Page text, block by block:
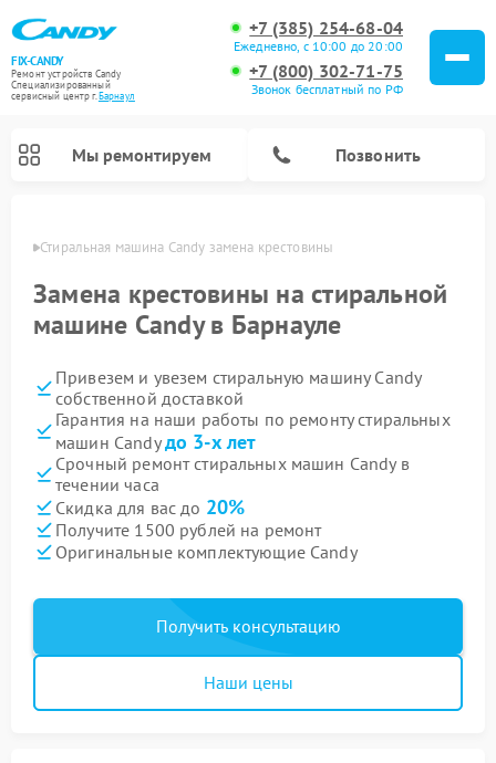
FIX-CANDY
Ремонт устройств Candy
Специализированный
cервисный центр г.Барнаул
+7 (385) 254-68-04
Ежедневно, с 10:00 до 20:00
+7 (800) 302-71-75
Звонок бесплатный по РФ
Мы ремонтируем Позвонить
Стиральная машина Candy замена крестовины
Замена крестовины на стиральной
машине Candy в Барнауле
Привезем и увезем стиральную машину Candy
собственной доставкой
Гарантия на наши работы по ремонту стиральных
машин Candyдо 3-х лет
Срочный ремонт стиральных машин Candy в
течении часа
Скидка для вас до 20%
Получите 1500 рублей на ремонт
Оригинальные комплектующие Candy
Получить консультацию
Наши цены